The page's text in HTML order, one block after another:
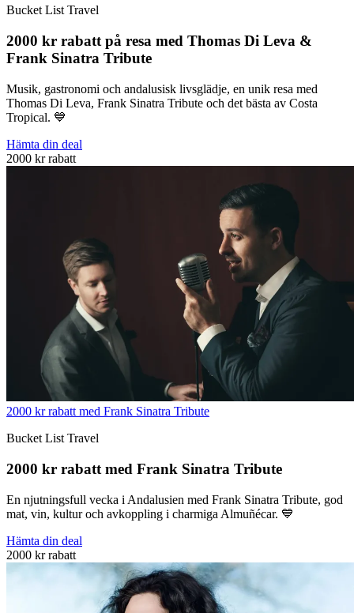
Bucket List Travel
2000 kr rabatt på resa med Thomas Di Leva &
Frank Sinatra Tribute
Musik, gastronomi och andalusisk livsglädje, en unik resa med
Thomas Di Leva, Frank Sinatra Tribute och det bästa av Costa
Tropical. 💙
Hämta din deal
2000 kr rabatt
2000 kr rabatt med Frank Sinatra Tribute
Bucket List Travel
2000 kr rabatt med Frank Sinatra Tribute
En njutningsfull vecka i Andalusien med Frank Sinatra Tribute, god
mat, vin, kultur och avkoppling i charmiga Almuñécar. 💙
Hämta din deal
2000 kr rabatt